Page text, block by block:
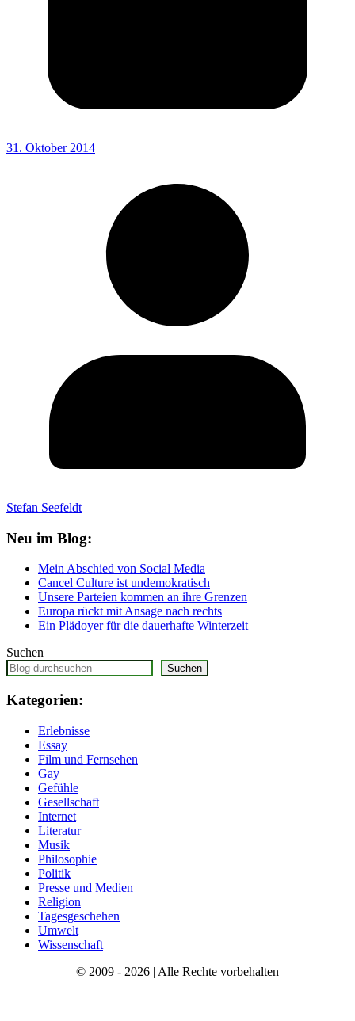
31. Oktober 2014
Stefan Seefeldt
Neu im Blog:
Mein Abschied von Social Media
Cancel Culture ist undemokratisch
Unsere Parteien kommen an ihre Grenzen
Europa rückt mit Ansage nach rechts
Ein Plädoyer für die dauerhafte Winterzeit
Suchen
Suchen
Kategorien:
Erlebnisse
Essay
Film und Fernsehen
Gay
Gefühle
Gesellschaft
Internet
Literatur
Musik
Philosophie
Politik
Presse und Medien
Religion
Tagesgeschehen
Umwelt
Wissenschaft
© 2009 - 2026 | Alle Rechte vorbehalten